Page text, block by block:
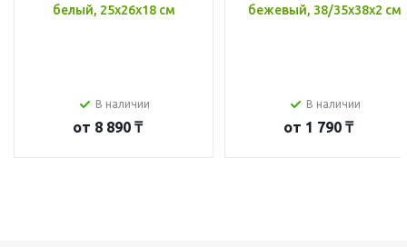
белый, 25x26x18 см
В наличии
от 8 890 ₸
бежевый, 38/35x38x2 см
В наличии
от 1 790 ₸